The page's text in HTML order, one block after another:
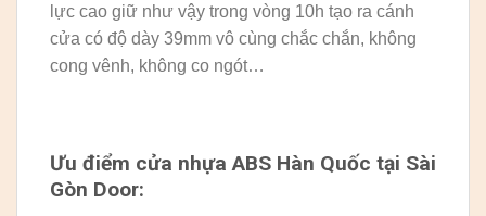
lực cao giữ như vậy trong vòng 10h tạo ra cánh
cửa có độ dày 39mm vô cùng chắc chắn, không
cong vênh, không co ngót…
Ưu điểm cửa nhựa ABS Hàn Quốc tại Sài
Gòn Door: